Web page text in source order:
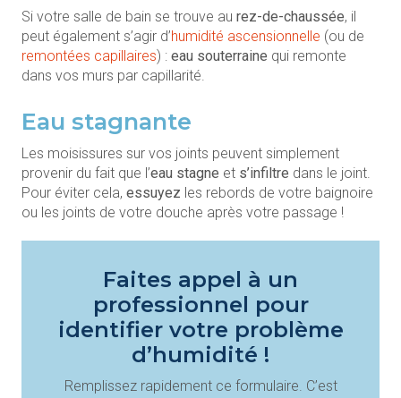
Si votre salle de bain se trouve au rez-de-chaussée, il
peut également s’agir d’humidité ascensionnelle (ou de
remontées capillaires) : eau souterraine qui remonte
dans vos murs par capillarité.
Eau stagnante
Les moisissures sur vos joints peuvent simplement
provenir du fait que l’eau stagne et s’infiltre dans le joint.
Pour éviter cela, essuyez les rebords de votre baignoire
ou les joints de votre douche après votre passage !
Faites appel à un
professionnel pour
identifier votre problème
d’humidité !
Remplissez rapidement ce formulaire. C’est